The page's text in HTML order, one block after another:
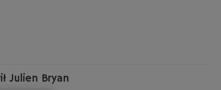
Julien Bryan